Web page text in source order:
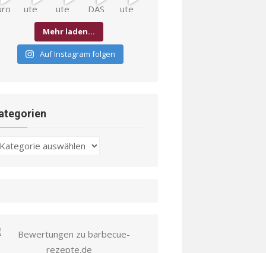
Mehr laden…
Auf Instagram folgen